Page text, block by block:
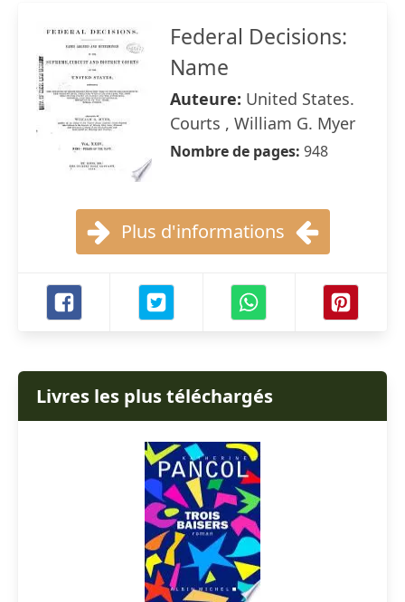
Federal Decisions:
Name
Auteure: United States.
Courts , William G. Myer
Nombre de pages: 948
Plus d'informations
Livres les plus téléchargés